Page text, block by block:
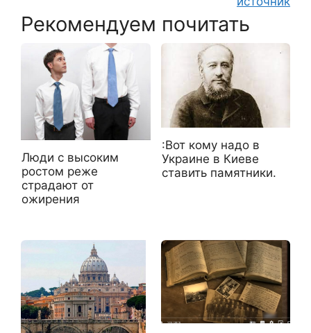
Рекомендуем почитать
Люди с высоким
ростом реже
страдают от
ожирения
:Вот кому надо в
Украине в Киеве
ставить памятники.